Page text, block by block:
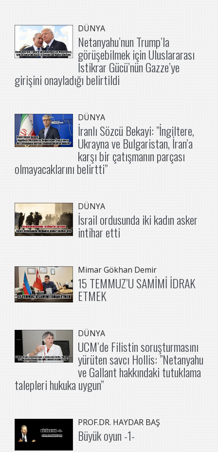
DÜNYA
Netanyahu’nun Trump’la
görüşebilmek için Uluslararası
İstikrar Gücü’nün Gazze’ye
girişini onayladığı belirtildi
DÜNYA
İranlı Sözcü Bekayi: ”İngiltere,
Ukrayna ve Bulgaristan, İran’a
karşı bir çatışmanın parçası
olmayacaklarını belirtti”
DÜNYA
İsrail ordusunda iki kadın asker
intihar etti
Mimar Gökhan Demir
15 TEMMUZ’U SAMİMİ İDRAK
ETMEK
DÜNYA
UCM’de Filistin soruşturmasını
yürüten savcı Hollis: ”Netanyahu
ve Gallant hakkındaki tutuklama
talepleri hukuka uygun”
PROF.DR. HAYDAR BAŞ
Büyük oyun -1-